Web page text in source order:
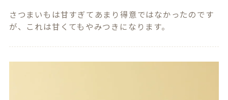
さつまいもは甘すぎてあまり得意ではなかったのです
が、これは甘くてもやみつきになります。